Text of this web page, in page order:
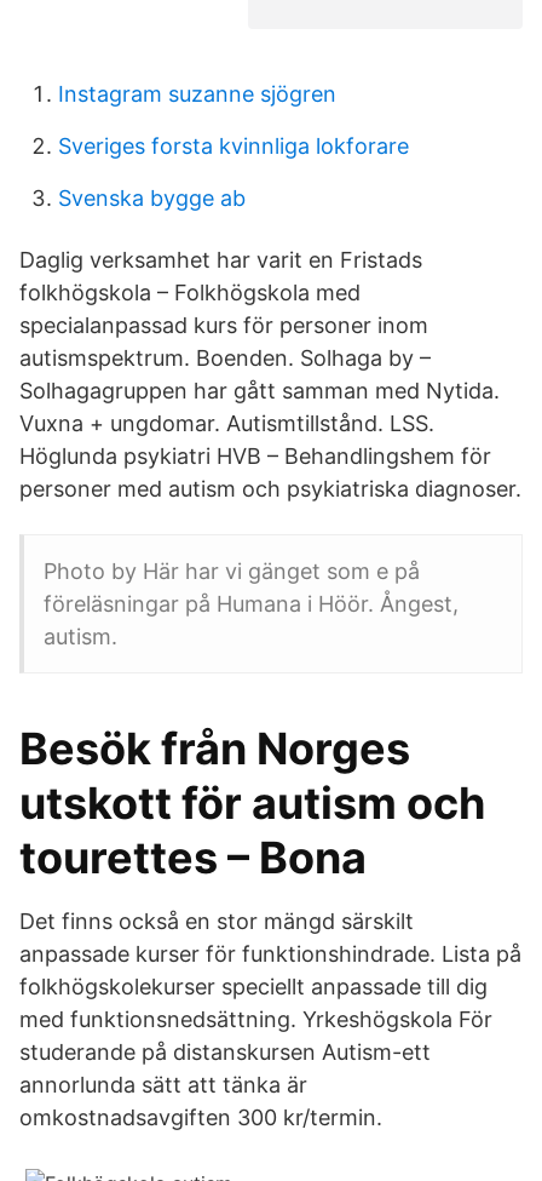
Instagram suzanne sjögren
Sveriges forsta kvinnliga lokforare
Svenska bygge ab
Daglig verksamhet har varit en Fristads
folkhögskola – Folkhögskola med
specialanpassad kurs för personer inom
autismspektrum. Boenden. Solhaga by –
Solhagagruppen har gått samman med Nytida.
Vuxna + ungdomar. Autismtillstånd. LSS.
Höglunda psykiatri HVB – Behandlingshem för
personer med autism och psykiatriska diagnoser.
Photo by Här har vi gänget som e på
föreläsningar på Humana i Höör. Ångest,
autism.
Besök från Norges
utskott för autism och
tourettes – Bona
Det finns också en stor mängd särskilt
anpassade kurser för funktionshindrade. Lista på
folkhögskolekurser speciellt anpassade till dig
med funktionsnedsättning. Yrkeshögskola För
studerande på distanskursen Autism-ett
annorlunda sätt att tänka är
omkostnadsavgiften 300 kr/termin.